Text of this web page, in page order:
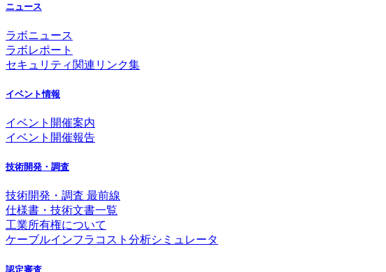
ニュース
ラボニュース
ラボレポート
セキュリティ関連リンク集
イベント情報
イベント開催案内
イベント開催報告
技術開発・調査
技術開発・調査 最前線
仕様書・技術文書一覧
工業所有権について
ケーブルインフラコスト分析シミュレータ
認定審査